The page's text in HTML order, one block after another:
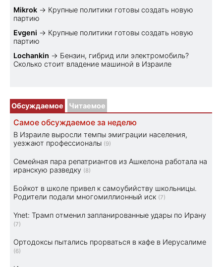
Mikrok → Крупные политики готовы создать новую
партию
Evgeni → Крупные политики готовы создать новую
партию
Lochankin → Бензин, гибрид или электромобиль?
Cколько стоит владение машиной в Израиле
Обсуждаемое Читаемое
Самое обсуждаемое за неделю
В Израиле выросли темпы эмиграции населения,
уезжают профессионалы (9)
Семейная пара репатриантов из Ашкелона работала на
иранскую разведку (8)
Бойкот в школе привел к самоубийству школьницы.
Родители подали многомиллионный иск (7)
Ynet: Трамп отменил запланированные удары по Ирану
(7)
Ортодоксы пытались прорваться в кафе в Иерусалиме
(6)